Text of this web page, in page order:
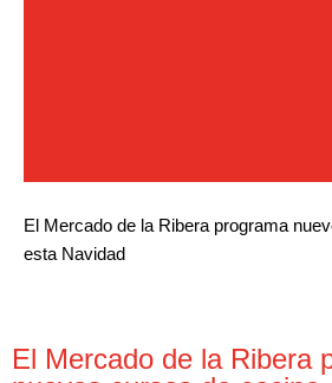
El Mercado de la Ribera programa
esta Navidad
El Mercado de la Ribera